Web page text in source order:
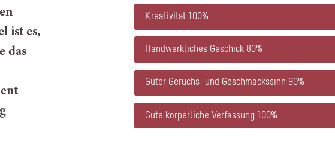
ist es,
das
Kreativität100%
Handwerkliches Geschick 80%
Guter Geruchs- und Geschmackssinn 90%
Gute körperliche Verfassung 100%